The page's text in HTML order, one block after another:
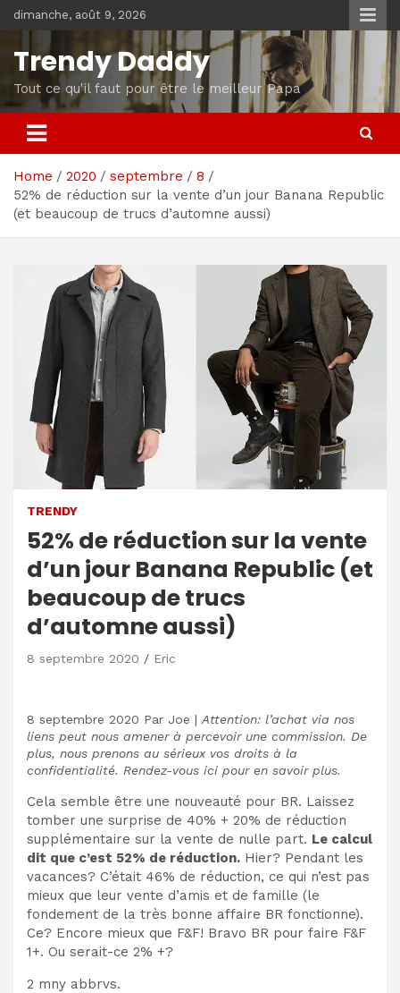
Skip
to
content
dimanche, août 9, 2026
Trendy Daddy
Tout ce qu'il faut pour être le meilleur Papa
Home 2020 septembre
8
52% de réduction sur la vente d’un jour Banana Republic
(et beaucoup de trucs d’automne aussi)
TRENDY
52% de réduction sur la vente
d’un jour Banana Republic (et
beaucoup de trucs
d’automne aussi)
8 septembre 2020 Eric
8 septembre 2020 Par Joe | Attention: l’achat via nos
liens peut nous amener à percevoir une commission. De
plus, nous prenons au sérieux vos droits à la
confidentialité. Rendez-vous ici pour en savoir plus.
Cela semble être une nouveauté pour BR. Laissez
tomber une surprise de 40% + 20% de réduction
supplémentaire sur la vente de nulle part. Le calcul
dit que c’est 52% de réduction. Hier? Pendant les
vacances? C’était 46% de réduction, ce qui n’est pas
mieux que leur vente d’amis et de famille (le
fondement de la très bonne affaire BR fonctionne).
Ce? Encore mieux que F&F! Bravo BR pour faire F&F
1+. Ou serait-ce 2% +?
2 mny abbrvs.